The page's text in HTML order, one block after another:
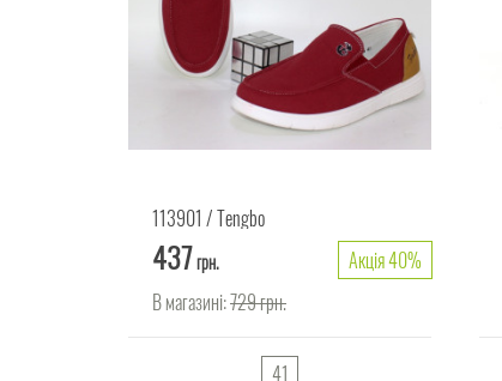
113901 Tengbo
437грн.
Акція 40%
В магазині:729грн.
41